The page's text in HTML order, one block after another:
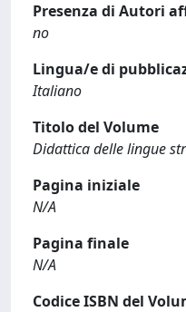
Presenza di Autori
no
Lingua/e di
Italiano
Titolo del Volume
Didattica delle lingue
Pagina iniziale
N/A
Pagina finale
N/A
Codice ISBN del